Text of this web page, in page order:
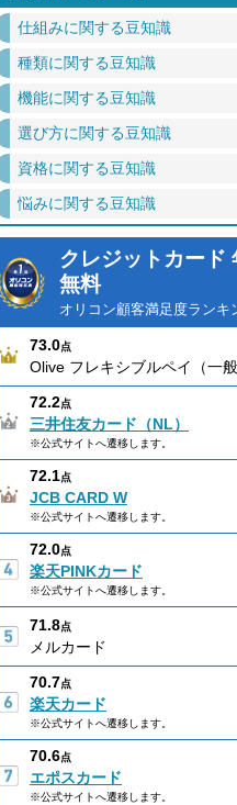
仕組みに関する豆知識
種類に関する豆知識
機能に関する豆知識
選び方に関する豆知識
資格に関する豆知識
悩みに関する豆知識
クレジットカード
無料
オリコン顧客満足度ランキ
73.0点
Olive フレキシブルペイ（一般
72.2点
三井住友カード（NL）
※公式サイトへ遷移します。
72.1点
JCB CARD W
※公式サイトへ遷移します。
72.0点
楽天PINKカード
※公式サイトへ遷移します。
71.8点
メルカード
70.7点
楽天カード
※公式サイトへ遷移します。
70.6点
エポスカード
※公式サイトへ遷移します。